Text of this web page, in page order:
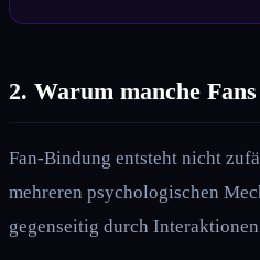
2. Warum manche
Fan-Bindung entsteht nicht
mehreren psychologischen
gegenseitig durch